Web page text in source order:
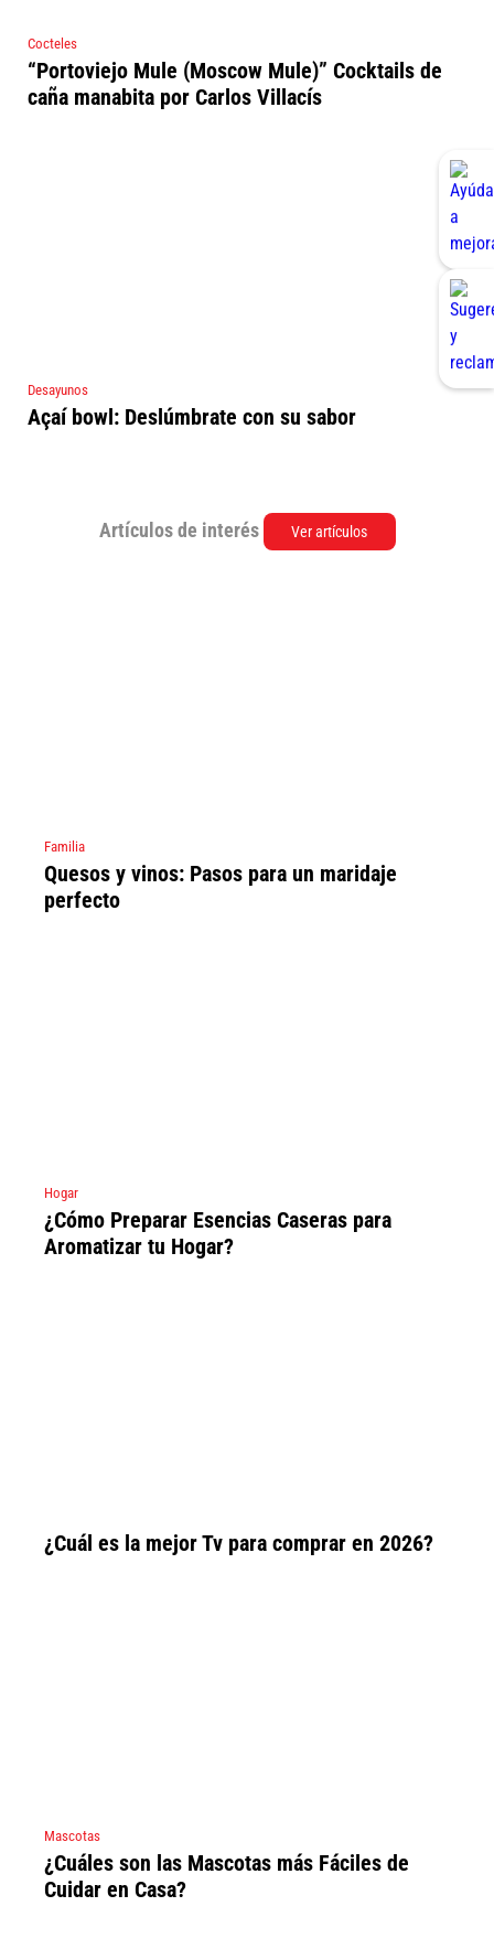
Cocteles
“Portoviejo Mule (Moscow Mule)” Cocktails de
caña manabita por Carlos Villacís
Desayunos
Açaí bowl: Deslúmbrate con su sabor
Artículos de interés Ver artículos
Familia
Quesos y vinos: Pasos para un maridaje
perfecto
Hogar
¿Cómo Preparar Esencias Caseras para
Aromatizar tu Hogar?
¿Cuál es la mejor Tv para comprar en 2026?
Mascotas
¿Cuáles son las Mascotas más Fáciles de
Cuidar en Casa?